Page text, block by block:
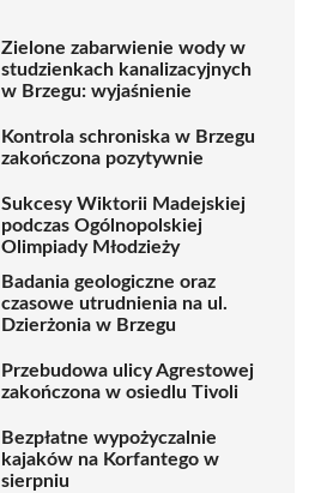
Zielone zabarwienie wody w
studzienkach kanalizacyjnych
w Brzegu: wyjaśnienie
Kontrola schroniska w Brzegu
zakończona pozytywnie
Sukcesy Wiktorii Madejskiej
podczas Ogólnopolskiej
Olimpiady Młodzieży
Badania geologiczne oraz
czasowe utrudnienia na ul.
Dzierżonia w Brzegu
Przebudowa ulicy Agrestowej
zakończona w osiedlu Tivoli
Bezpłatne wypożyczalnie
kajaków na Korfantego w
sierpniu